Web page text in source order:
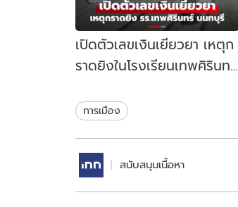
เปิดตัวเลขเงินเยียวยา เหตุก
ราดยิงในโรงเรียนเทพศิรินทร์
การเมือง
สนับสนุนเนื้อหา